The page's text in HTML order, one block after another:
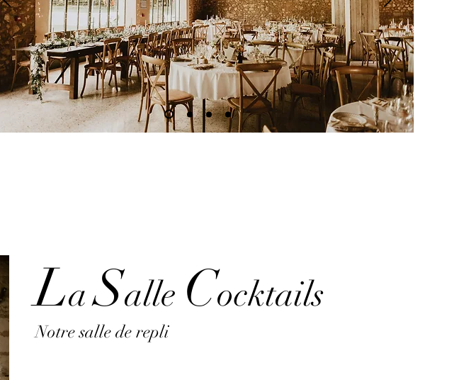
La Salle Cocktails
Notre salle de repli